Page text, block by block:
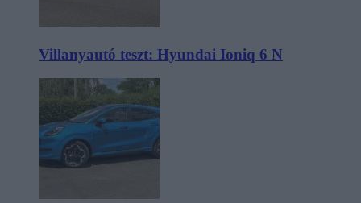
Villanyautó teszt: Hyundai Ioniq 6 N